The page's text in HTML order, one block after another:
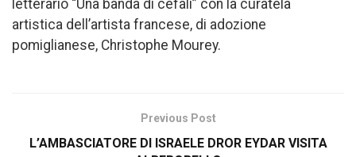
letterario “Una banda di cefali” con la curatela
artistica dell’artista francese, di adozione
pomiglianese, Christophe Mourey.
Previous Post
L’AMBASCIATORE DI ISRAELE DROR EYDAR VISITA